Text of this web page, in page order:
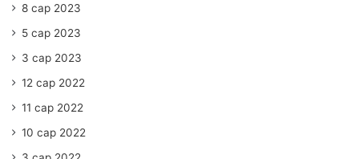
8 сар 2023
5 сар 2023
3 сар 2023
12 сар 2022
11 сар 2022
10 сар 2022